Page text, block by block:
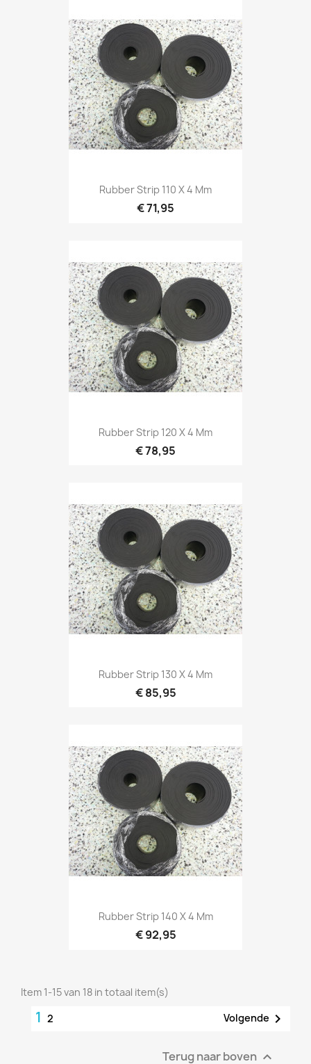
Rubber Strip 110 X 4 Mm
€ 71,95
Rubber Strip 120 X 4 Mm
€ 78,95
Rubber Strip 130 X 4 Mm
€ 85,95
Rubber Strip 140 X 4 Mm
€ 92,95
Item 1-15 van 18 in totaal item(s)
1 2 Volgende 
Terug naar boven 